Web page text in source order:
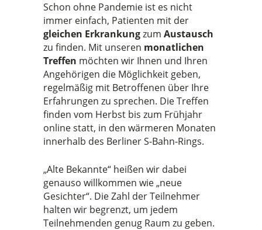
Schon ohne Pandemie ist es nicht
immer einfach, Patienten mit der
gleichen Erkrankungzum Austausch
zu finden. Mit unseren monatlichen
Treffen möchten wir Ihnen und Ihren
Angehörigen die Möglichkeit geben,
regelmäßig mit Betroffenen über Ihre
Erfahrungen zu sprechen. Die Treffen
finden vom Herbst bis zum Frühjahr
online statt, in den wärmeren Monaten
innerhalb des Berliner S-Bahn-Rings.
„Alte Bekannte“ heißen wir dabei
genauso willkommen wie „neue
Gesichter“. Die Zahl der Teilnehmer
halten wir begrenzt, um jedem
Teilnehmenden genug Raum zu geben.